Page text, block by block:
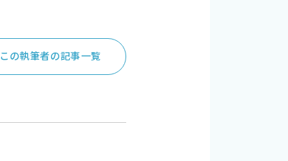
この執筆者の記事一覧